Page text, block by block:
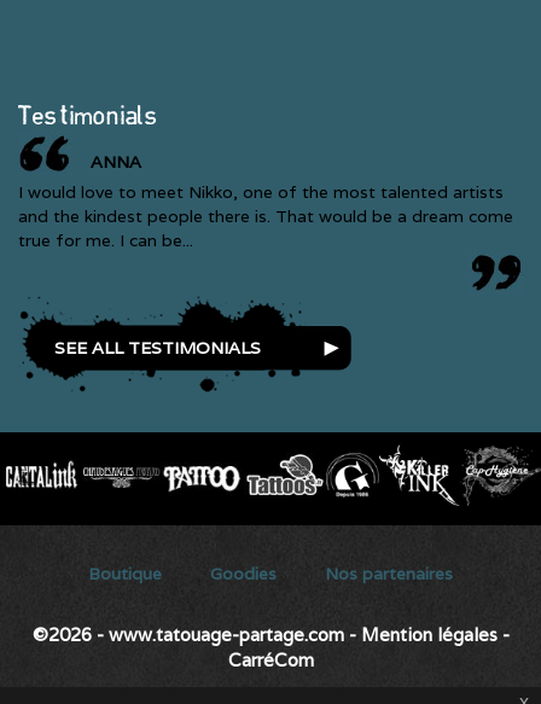
Testimonials
ANNA
I would love to meet Nikko, one of the most talented artists
and the kindest people there is. That would be a dream come
true for me. I can be...
SEE ALL TESTIMONIALS
Boutique Goodies Nos partenaires
©2026 - www.tatouage-partage.com - Mention légales -
CarréCom